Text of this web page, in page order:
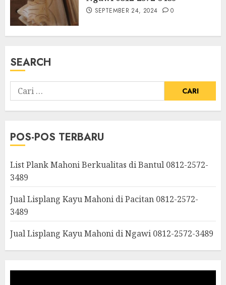
SEPTEMBER 24, 2024 0
SEARCH
POS-POS TERBARU
List Plank Mahoni Berkualitas di Bantul 0812-2572-
3489
Jual Lisplang Kayu Mahoni di Pacitan 0812-2572-
3489
Jual Lisplang Kayu Mahoni di Ngawi 0812-2572-3489